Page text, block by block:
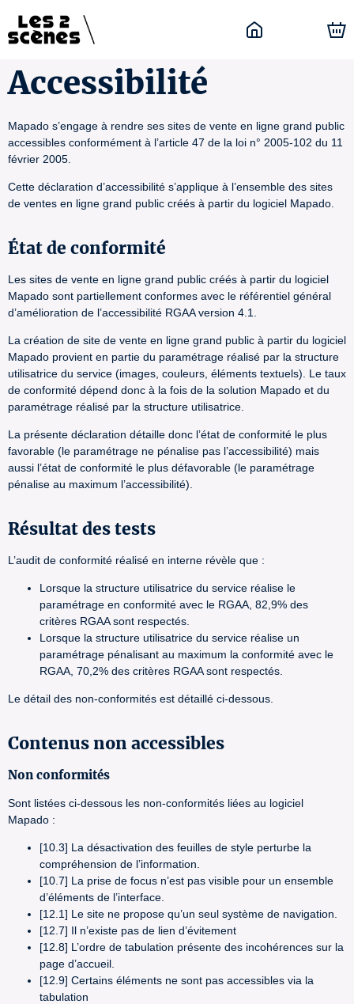
Accessibilité
Mapado s’engage à rendre ses sites de vente en ligne grand public
accessibles conformément à l’article 47 de la loi n° 2005-102 du 11
février 2005.
Cette déclaration d’accessibilité s’applique à l’ensemble des sites
de ventes en ligne grand public créés à partir du logiciel Mapado.
État de conformité
Les sites de vente en ligne grand public créés à partir du logiciel
Mapado sont partiellement conformes avec le référentiel général
d’amélioration de l’accessibilité RGAA version 4.1.
La création de site de vente en ligne grand public à partir du logiciel
Mapado provient en partie du paramétrage réalisé par la structure
utilisatrice du service (images, couleurs, éléments textuels). Le taux
de conformité dépend donc à la fois de la solution Mapado et du
paramétrage réalisé par la structure utilisatrice.
La présente déclaration détaille donc l’état de conformité le plus
favorable (le paramétrage ne pénalise pas l’accessibilité) mais
aussi l’état de conformité le plus défavorable (le paramétrage
pénalise au maximum l’accessibilité).
Résultat des tests
L’audit de conformité réalisé en interne révèle que :
Lorsque la structure utilisatrice du service réalise le
paramétrage en conformité avec le RGAA, 82,9% des
critères RGAA sont respectés.
Lorsque la structure utilisatrice du service réalise un
paramétrage pénalisant au maximum la conformité avec le
RGAA, 70,2% des critères RGAA sont respectés.
Le détail des non-conformités est détaillé ci-dessous.
Contenus non accessibles
Non conformités
Sont listées ci-dessous les non-conformités liées au logiciel
Mapado :
[10.3] La désactivation des feuilles de style perturbe la
compréhension de l’information.
[10.7] La prise de focus n’est pas visible pour un ensemble
d’éléments de l’interface.
[12.1] Le site ne propose qu’un seul système de navigation.
[12.7] Il n’existe pas de lien d’évitement
[12.8] L’ordre de tabulation présente des incohérences sur la
page d’accueil.
[12.9] Certains éléments ne sont pas accessibles via la
tabulation